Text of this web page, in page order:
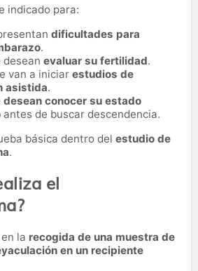
indicado para:
dificultades para
.
desean evaluar su fertilidad.
van a iniciar estudios de
asistida.
desean conocer su estado
antes de buscar descendencia.
básica dentro del estudio de
.
el
la recogida de una muestra de
en un recipiente